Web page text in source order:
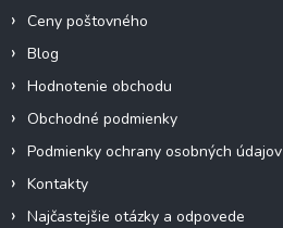
s
u
Ceny poštovného
Blog
Hodnotenie obchodu
Obchodné podmienky
Podmienky ochrany osobných údajov
Kontakty
Najčastejšie otázky a odpovede